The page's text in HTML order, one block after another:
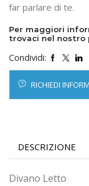
far parlare di te.
Per maggiori
trovaci nel nostro
Condividi:
RICHIEDI
DESCRIZIONE
Divano Letto